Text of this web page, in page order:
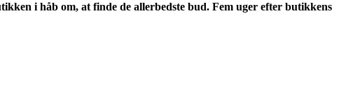
i håb om, at finde de allerbedste bud. Fem uger efter butikkens